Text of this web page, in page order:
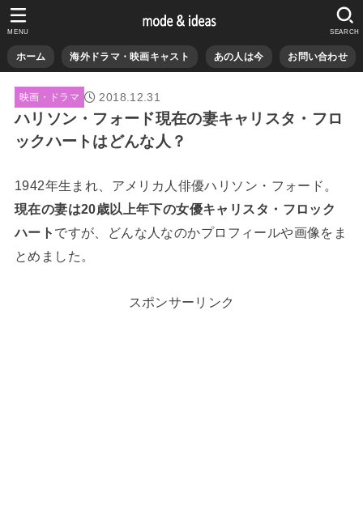
ホーム 海外ドラマ・映画キャスト あの人は今 お問い合わせ
SEARCH
MENU
映画・ドラマ 2018.12.31
ハリソン・フォード現在の妻キャリスタ・フロ
ックハートはどんな人？
1942年生まれ、アメリカ人俳優ハリソン・フォード。
現在の妻は20歳以上年下の女優キャリスタ・フロック
ハート ですが、どんな人なのかプロフィールや画像をま
とめました。
スポンサーリンク